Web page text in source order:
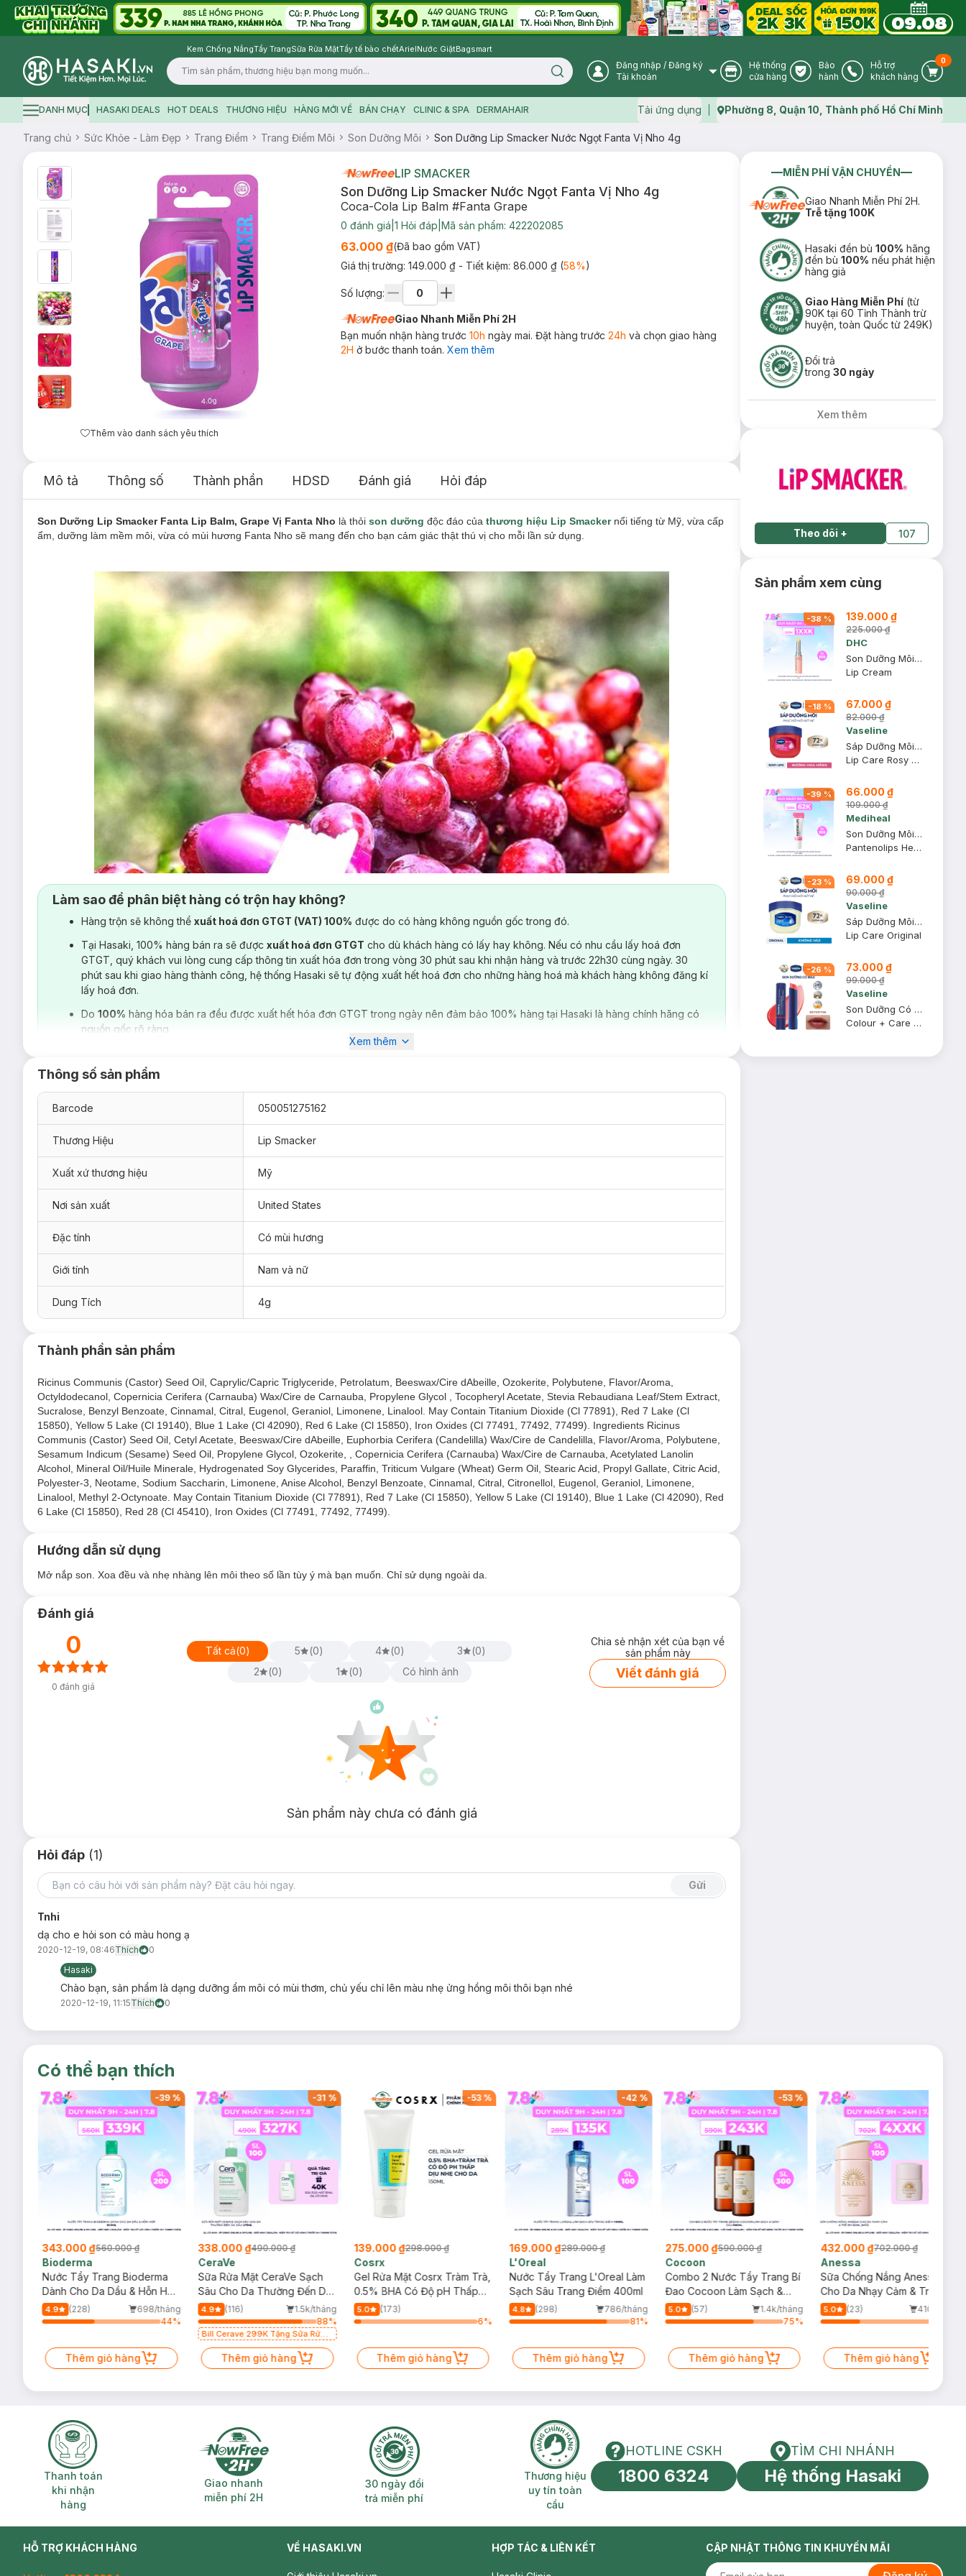
Kem Chống NắngTẩy TrangSữa Rửa MặtTẩy tế bào chếtArielNước GiặtBagsmart
Logo
Search icon User Icon
Đăng nhập / Đăng ký
Tài khoản
Store Icon
Hệ thống
cửa hàng
Warranty Icon
Bảo
hành
Phone Icon
Hỗ trợ
khách hàng
Cart
0
Hamburger icon
DANH MỤC HASAKI DEALS HOT DEALS THƯƠNG HIỆU HÀNG MỚI VỀ BÁN CHẠY CLINIC & SPA DERMAHAIR Tải ứng dụng Map icon
Phường 8, Quận 10, Thành phố Hồ Chí Minh
Trang chủ Sức Khỏe - Làm Đẹp Trang Điểm Trang Điểm Môi Son Dưỡng Môi Son Dưỡng Lip Smacker Nước Ngọt Fanta Vị Nho 4g
Thêm vào danh sách yêu thích
LIP SMACKER
Son Dưỡng Lip Smacker Nước Ngọt Fanta Vị Nho 4g
Coca-Cola Lip Balm #Fanta Grape
0 đánh giá 1 Hỏi đáp Mã sản phẩm: 422202085
63.000 ₫(Đã bao gồm VAT)
Giá thị trường: 149.000 ₫ - Tiết kiệm: 86.000 ₫(58%)
Số lượng:
Giao Nhanh Miễn Phí 2H
Bạn muốn nhận hàng trước 10h ngày mai. Đặt hàng trước 24h và chọn giao hàng
2H ở bước thanh toán. Xem thêm
Mô tả Thông số Thành phần HDSD Đánh giá Hỏi đáp
Son Dưỡng Lip Smacker Fanta Lip Balm, Grape Vị Fanta Nho là thỏi son dưỡng độc đáo của thương hiệu Lip Smackernổi tiếng từ Mỹ, vừa cấp
ẩm, dưỡng làm mềm môi, vừa có mùi hương Fanta Nho sẽ mang đến cho bạn cảm giác thật thú vị cho mỗi lần sử dụng.
Lip Smacker Beverages Collection là bộ sưu tập son dưỡng môi hương nước ngọt của Lip Smacker,
đánh thức cảm xúc và nhanh chóng làm dịu cơn khát của bạn, đồng thời còn giúp dưỡng ẩm môi bạn trong thời gian dài.
Fanta Lip Balm, Grapelà thỏi son vừa dưỡng, vừa làm mềm, cấp và dưỡng ẩm, cho bờ môi sảng khoái dài lâu. Tất cả đều chứa đựng trong thỏi son
mang tên Lip Smacker vị Coca Cola này. Hương Fanta nho sẽ mang đến cho bạn cảm giác sảng khoái dài lâu.
Ưu thế nổi bật:
Thành phần chứa
Dầu Thầu Dầu, Dầu Mè, Vitamin E
giúp dưỡng ẩm và làm mềm da môi, ngăn ngừa tình trạng khô ráp, bong tróc.
Làm sao để phân biệt hàng có trộn hay không?
Hàng trộn sẽ không thể xuất hoá đơn GTGT (VAT) 100% được do có hàng không nguồn gốc trong đó.
Tại Hasaki, 100% hàng bán ra sẽ được xuất hoá đơn GTGT cho dù khách hàng có lấy hay không. Nếu có nhu cầu lấy hoá đơn
GTGT, quý khách vui lòng cung cấp thông tin xuất hóa đơn trong vòng 30 phút sau khi nhận hàng và trước 22h30 cùng ngày. 30
phút sau khi giao hàng thành công, hệ thống Hasaki sẽ tự động xuất hết hoá đơn cho những hàng hoá mà khách hàng không đăng kí
lấy hoá đơn.
Do 100% hàng hóa bán ra đều được xuất hết hóa đơn GTGT trong ngày nên đảm bảo 100% hàng tại Hasaki là hàng chính hãng có
nguồn gốc rõ ràng.
Xem thêm
Thông số sản phẩm
Barcode 050051275162
Thương Hiệu Lip Smacker
Xuất xứ thương hiệu Mỹ
Nơi sản xuất United States
Đặc tính Có mùi hương
Giới tính Nam và nữ
Dung Tích 4g
Thành phần sản phẩm
Ricinus Communis (Castor) Seed Oil, Caprylic/Capric Triglyceride, Petrolatum, Beeswax/Cire dAbeille, Ozokerite, Polybutene, Flavor/Aroma,
Octyldodecanol, Copernicia Cerifera (Carnauba) Wax/Cire de Carnauba, Propylene Glycol , Tocopheryl Acetate, Stevia Rebaudiana Leaf/Stem Extract,
Sucralose, Benzyl Benzoate, Cinnamal, Citral, Eugenol, Geraniol, Limonene, Linalool. May Contain Titanium Dioxide (Cl 77891), Red 7 Lake (Cl
15850), Yellow 5 Lake (Cl 19140), Blue 1 Lake (Cl 42090), Red 6 Lake (Cl 15850), Iron Oxides (Cl 77491, 77492, 77499). Ingredients Ricinus
Communis (Castor) Seed Oil, Cetyl Acetate, Beeswax/Cire dAbeille, Euphorbia Cerifera (Candelilla) Wax/Cire de Candelilla, Flavor/Aroma, Polybutene,
Sesamum Indicum (Sesame) Seed Oil, Propylene Glycol, Ozokerite, , Copernicia Cerifera (Carnauba) Wax/Cire de Carnauba, Acetylated Lanolin
Alcohol, Mineral Oil/Huile Minerale, Hydrogenated Soy Glycerides, Paraffin, Triticum Vulgare (Wheat) Germ Oil, Stearic Acid, Propyl Gallate, Citric Acid,
Polyester-3, Neotame, Sodium Saccharin, Limonene, Anise Alcohol, Benzyl Benzoate, Cinnamal, Citral, Citronellol, Eugenol, Geraniol, Limonene,
Linalool, Methyl 2-Octynoate. May Contain Titanium Dioxide (Cl 77891), Red 7 Lake (Cl 15850), Yellow 5 Lake (Cl 19140), Blue 1 Lake (Cl 42090), Red
6 Lake (Cl 15850), Red 28 (Cl 45410), Iron Oxides (Cl 77491, 77492, 77499).
Hướng dẫn sử dụng
Mở nắp son. Xoa đều và nhẹ nhàng lên môi theo số lần tùy ý mà bạn muốn. Chỉ sử dụng ngoài da.
Đánh giá
0
0 đánh giá
Tất cả(0) 5 (0) 4 (0) 3 (0)
2
(0) 1 (0) Có hình ảnh
Chia sẻ nhận xét của bạn về
sản phẩm này
Viết đánh giá
Sản phẩm này chưa có đánh giá
Hỏi đáp (1)
Gửi
Tnhi
dạ cho e hỏi son có màu hong ạ
2020-12-19, 08:46Thích
0
Hasaki
Chào bạn, sản phẩm là dạng dưỡng ẩm môi có mùi thơm, chủ yếu chỉ lên màu nhẹ ửng hồng môi thôi bạn nhé
2020-12-19, 11:15Thích 0
MIỄN PHÍ VẬN CHUYỂN
Giao Nhanh Miễn Phí 2H.
Trễ tặng 100K
Hasaki đền bù100% hãng
đền bù100% nếu phát hiện
hàng giả
Giao Hàng Miễn Phí (từ
90K tại 60 Tỉnh Thành trừ
huyện, toàn Quốc từ 249K)
Đổi trả
trong30 ngày
Xem thêm
Theo dõi + 107
Sản phẩm xem cùng
-38 % 139.000 ₫
225.000 ₫
DHC
Son Dưỡng Môi DHC Không Màu Hỗ Trợ Giảm Thâm Môi 1.5g
Lip Cream
-18 % 67.000 ₫
82.000 ₫
Vaseline
Sáp Dưỡng Môi Vaseline Hồng Xinh 7g
Lip Care Rosy Lips
-39 % 66.000 ₫
109.000 ₫
Mediheal
Son Dưỡng Môi Mediheal Hỗ Trợ Mờ Thâm, Dưỡng Ẩm Ban Ngày 10ml
Pantenolips Healssence
-23 % 69.000 ₫
90.000 ₫
Vaseline
Sáp Dưỡng Môi Vaseline Mềm Mịn 7g
Lip Care Original
-26 % 73.000 ₫
99.000 ₫
Vaseline
Son Dưỡng Có Màu Vaseline Đỏ Tươi Tắn 3g
Colour + Care #Kissing Red
Có thể bạn thích
-39%
343.000 ₫560.000 ₫
Bioderma
Nước Tẩy Trang Bioderma
Dành Cho Da Dầu & Hỗn Hợp
500ml
4.9 (228)
698/tháng
44%
Thêm giỏ hàng
-31 %
338.000 ₫490.000 ₫
CeraVe
Sữa Rửa Mặt CeraVe Sạch
Sâu Cho Da Thường Đến Da
Dầu 473ml
4.9 (116)
1.5k/tháng
88%
Bill Cerave 299K Tặng Sữa Rửa
Mặt Cerave 30ml (SL có hạn)
Thêm giỏ hàng
-53%
139.000 ₫298.000 ₫
Cosrx
Gel Rửa Mặt Cosrx Tràm Trà,
0.5% BHA Có Độ pH Thấp
150ml
5.0
(173)
6%
Thêm giỏ hàng
-42 %
169.000 ₫289.000 ₫
L'Oreal
Nước Tẩy Trang L'Oreal Làm
Sạch Sâu Trang Điểm 400ml
4.8 (298)
786/tháng
81%
Thêm giỏ hàng
-53%
275.000 ₫590.000 ₫
Cocoon
Combo 2 Nước Tẩy Trang Bí
Đao Cocoon Làm Sạch &
Giảm Dầu 500ml
5.0 (57)
1.4k/tháng
75%
Thêm giỏ hàng
432.000 ₫702.000 ₫
Anessa
Sữa Chống Nắng Anessa
Cho Da Nhạy Cảm & Trẻ Em
60ml (Mới)
5.0 (23)
410/tháng
Thêm giỏ hàng
Thanh toán khi nhận hàng
Thanh toán
khi nhận
hàng
Giao nhanh miễn phí 2H
Giao nhanh
miễn phí 2H
30 ngày đổi trả miễn phí
30 ngày đổi
trả miễn phí
Thương hiệu uy tín toàn cầu
Thương hiệu
uy tín toàn
cầu
HOTLINE CSKH
HOTLINE CSKH
1800 6324
Tìm chi nhánh
TÌM CHI NHÁNH
Hệ thống Hasaki
HỖ TRỢ KHÁCH HÀNG VỀ HASAKI.VN HỢP TÁC & LIÊN KẾT CẬP NHẬT THÔNG TIN KHUYẾN MÃI